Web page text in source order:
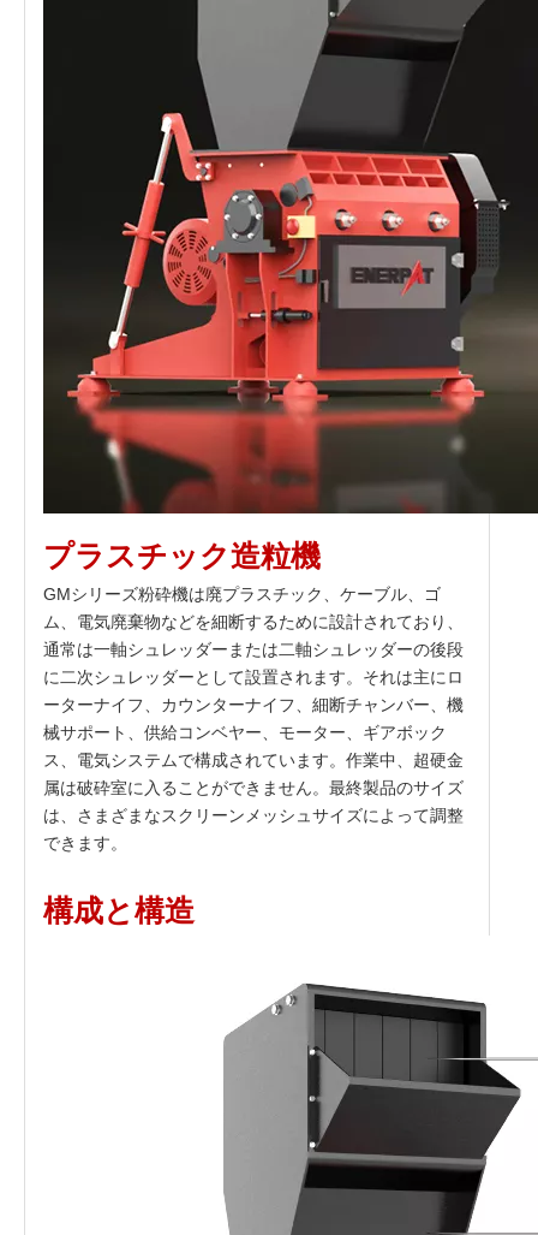
プラスチック造粒機
GMシリーズ粉砕機は廃プラスチック、ケーブル、ゴ
ム、電気廃棄物などを細断するために設計されており、
通常は一軸シュレッダーまたは二軸シュレッダーの後段
に二次シュレッダーとして設置されます。それは主にロ
ーターナイフ、カウンターナイフ、細断チャンバー、機
械サポート、供給コンベヤー、モーター、ギアボック
ス、電気システムで構成されています。作業中、超硬金
属は破砕室に入ることができません。最終製品のサイズ
は、さまざまなスクリーンメッシュサイズによって調整
できます。
構成と構造